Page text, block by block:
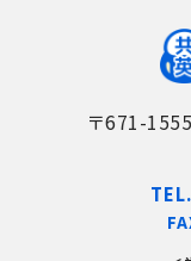
〒671-
TEL.